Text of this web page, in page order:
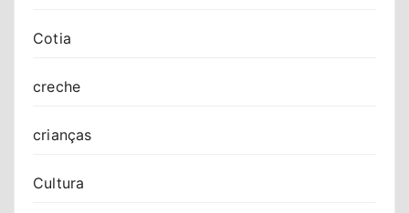
Cotia
creche
crianças
Cultura